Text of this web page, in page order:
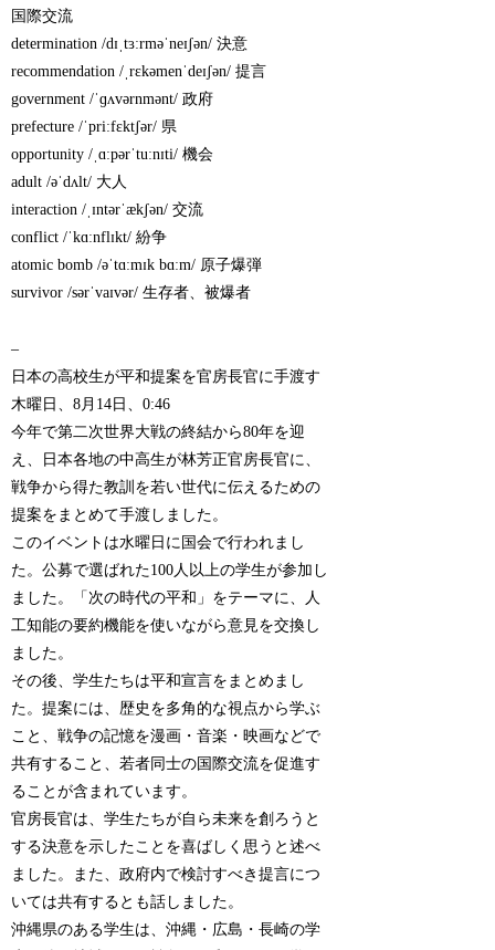
国際交流
determination /dɪˌtɜːrməˈneɪʃən/ 決意
recommendation /ˌrɛkəmenˈdeɪʃən/ 提言
government /ˈɡʌvərnmənt/ 政府
prefecture /ˈpriːfɛktʃər/ 県
opportunity /ˌɑːpərˈtuːnɪti/ 機会
adult /əˈdʌlt/ 大人
interaction /ˌɪntərˈækʃən/ 交流
conflict /ˈkɑːnflɪkt/ 紛争
atomic bomb /əˈtɑːmɪk bɑːm/ 原子爆弾
survivor /sərˈvaɪvər/ 生存者、被爆者
–
日本の高校生が平和提案を官房長官に手渡す
木曜日、8月14日、0:46
今年で第二次世界大戦の終結から80年を迎
え、日本各地の中高生が林芳正官房長官に、
戦争から得た教訓を若い世代に伝えるための
提案をまとめて手渡しました。
このイベントは水曜日に国会で行われまし
た。公募で選ばれた100人以上の学生が参加し
ました。「次の時代の平和」をテーマに、人
工知能の要約機能を使いながら意見を交換し
ました。
その後、学生たちは平和宣言をまとめまし
た。提案には、歴史を多角的な視点から学ぶ
こと、戦争の記憶を漫画・音楽・映画などで
共有すること、若者同士の国際交流を促進す
ることが含まれています。
官房長官は、学生たちが自ら未来を創ろうと
する決意を示したことを喜ばしく思うと述べ
ました。また、政府内で検討すべき提言につ
いては共有するとも話しました。
沖縄県のある学生は、沖縄・広島・長崎の学